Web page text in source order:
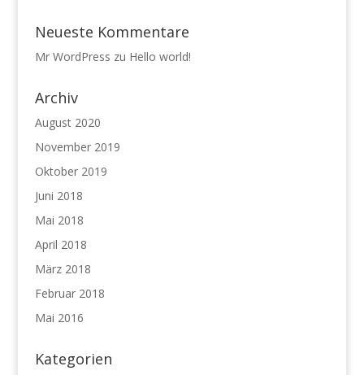
Neueste Kommentare
Mr WordPress zu Hello world!
Archiv
August 2020
November 2019
Oktober 2019
Juni 2018
Mai 2018
April 2018
März 2018
Februar 2018
Mai 2016
Kategorien